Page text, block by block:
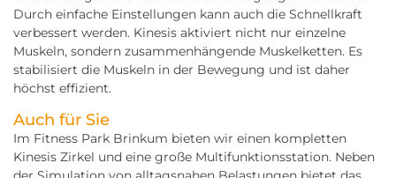
Durch einfache Einstellungen kann auch die Schnellkraft
verbessert werden. Kinesis aktiviert nicht nur einzelne
Muskeln, sondern zusammenhängende Muskelketten. Es
stabilisiert die Muskeln in der Bewegung und ist daher
höchst effizient.
Auch für Sie
Im Fitness Park Brinkum bieten wir einen kompletten
Kinesis Zirkel und eine große Multifunktionsstation. Neben